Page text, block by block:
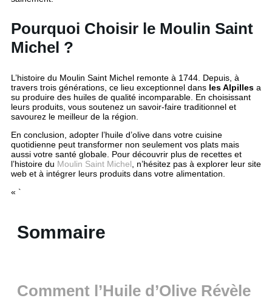
Pourquoi Choisir le Moulin Saint
Michel ?
L’histoire du Moulin Saint Michel remonte à 1744. Depuis, à
travers trois générations, ce lieu exceptionnel dans les Alpilles a
su produire des huiles de qualité incomparable. En choisissant
leurs produits, vous soutenez un savoir-faire traditionnel et
savourez le meilleur de la région.
En conclusion, adopter l’huile d’olive dans votre cuisine
quotidienne peut transformer non seulement vos plats mais
aussi votre santé globale. Pour découvrir plus de recettes et
l’histoire du Moulin Saint Michel , n’hésitez pas à explorer leur site
web et à intégrer leurs produits dans votre alimentation.
« `
Sommaire
Comment l’Huile d’Olive Révèle